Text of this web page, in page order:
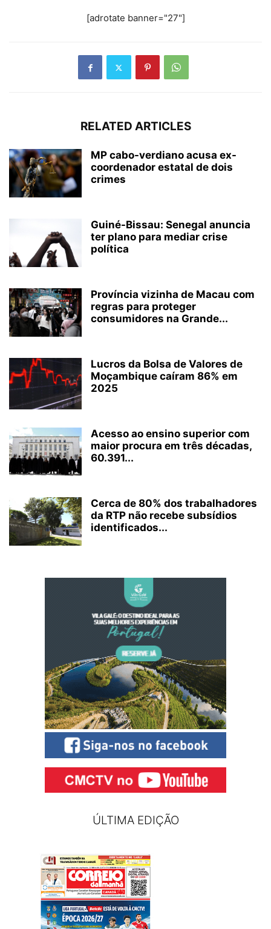
[adrotate banner="27"]
RELATED ARTICLES
MP cabo-verdiano acusa ex-
coordenador estatal de dois
crimes
Guiné-Bissau: Senegal anuncia
ter plano para mediar crise
política
Província vizinha de Macau com
regras para proteger
consumidores na Grande...
Lucros da Bolsa de Valores de
Moçambique caíram 86% em
2025
Acesso ao ensino superior com
maior procura em três décadas,
60.391...
Cerca de 80% dos trabalhadores
da RTP não recebe subsídios
identificados...
ÚLTIMA EDIÇÃO